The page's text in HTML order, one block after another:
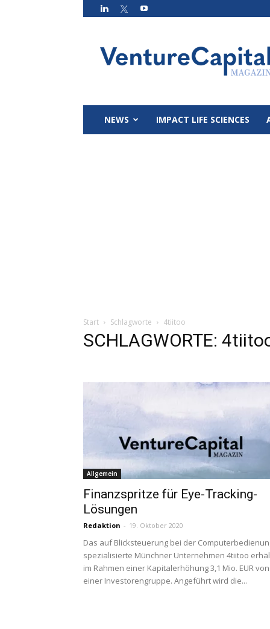
Magazin
NEWS IMPACT LIFE SCIENCES
Start Schlagworte 4tiitoo
SCHLAGWORTE:
Allgemein
Finanzspritze für Eye-Tracking-
Lösungen
Redaktion - 19. Oktober 2020
Das auf Blicksteuerung bei der
spezialisierte Münchner Unternehmen 4tiitoo
im Rahmen einer Kapitalerhöhung 3,1 Mio. EUR von
einer Investorengruppe. Angeführt wird die...